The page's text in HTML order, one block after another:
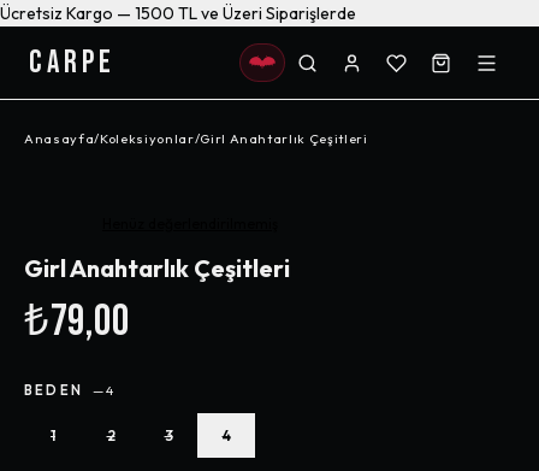
Ücretsiz Kargo — 1500 TL ve Üzeri Siparişlerde
CARPE
Anasayfa/Koleksiyonlar/Girl Anahtarlık Çeşitleri
Girl Anahtarlık Çeşitleri
₺79,00
BEDEN —4
1 2 3 4